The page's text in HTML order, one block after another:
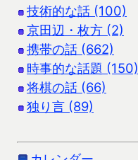
技術的な話 (100)
京田辺・枚方 (2)
携帯の話 (662)
時事的な話題 (150)
将棋の話 (66)
独り言 (89)